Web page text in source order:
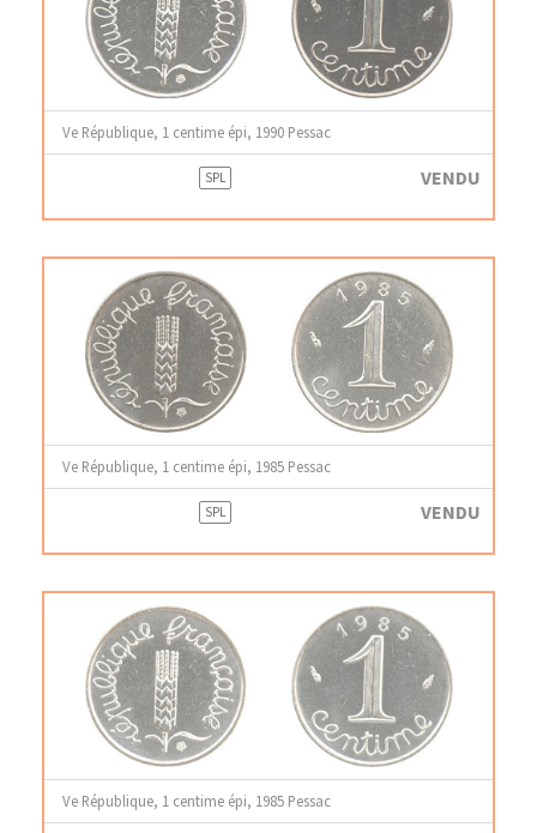
Ve République, 1 centime épi, 1990 Pessac
SPL VENDU
Ve République, 1 centime épi, 1985 Pessac
SPL VENDU
Ve République, 1 centime épi, 1985 Pessac